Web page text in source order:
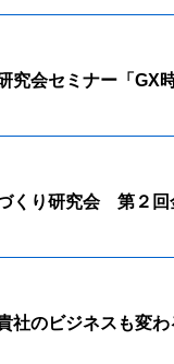
究会セミナー「GX
くり研究会 第２
社のビジネスも変